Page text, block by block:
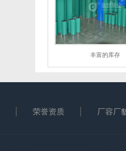
丰富的库存
荣誉资质 厂容厂